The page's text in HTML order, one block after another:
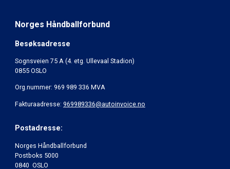
Norges Håndballforbund
Besøksadresse
Sognsveien 75 A (4. etg. Ullevaal Stadion)
0855 OSLO
Org.nummer: 969 989 336 MVA
Fakturaadresse: 969989336@autoinvoice.no
Postadresse:
Norges Håndballforbund
Postboks 5000
0840 OSLO